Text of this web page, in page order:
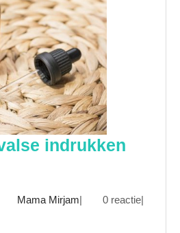
indrukken
Mama MirjamMama
| 0 reactie|